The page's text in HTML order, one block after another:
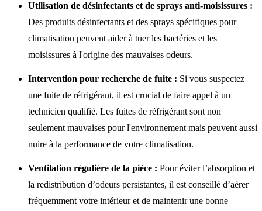
Utilisation de désinfectants et de sprays anti-moisissures :
Des produits désinfectants et des sprays spécifiques pour
climatisation peuvent aider à tuer les bactéries et les
moisissures à l'origine des mauvaises odeurs.
Intervention pour recherche de fuite : Si vous suspectez
une fuite de réfrigérant, il est crucial de faire appel à un
technicien qualifié. Les fuites de réfrigérant sont non
seulement mauvaises pour l'environnement mais peuvent aussi
nuire à la performance de votre climatisation.
Ventilation régulière de la pièce : Pour éviter l’absorption et
la redistribution d’odeurs persistantes, il est conseillé d’aérer
fréquemment votre intérieur et de maintenir une bonne